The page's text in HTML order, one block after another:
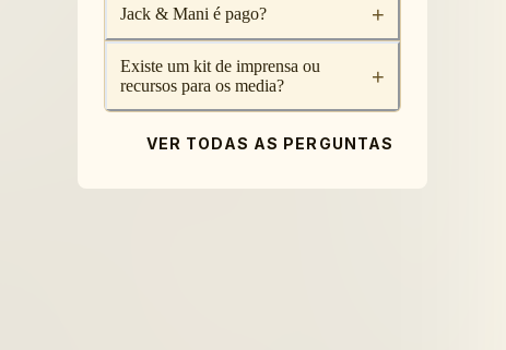
Jack & Mani é pago? +
Existe um kit de imprensa ou
recursos para os media?
+
VER TODAS AS PERGUNTAS